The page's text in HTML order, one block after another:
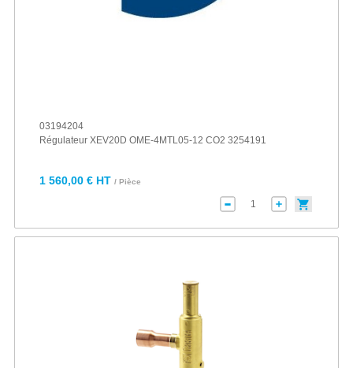
03194204
Régulateur XEV20D OME-4MTL05-12 CO2 3254191
1 560,00 € HT / Pièce